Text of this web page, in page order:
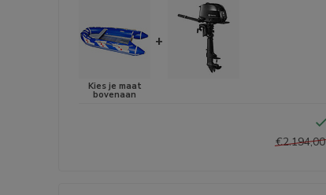
+
€2.194,00